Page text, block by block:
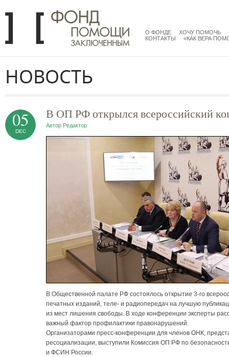
mainmenu
О ФОНДЕ ХОЧУ ПОМОЧЬ
КОНТАКТЫ
«КАК ВЕРА
НОВОСТЬ
В ОП РФ открылся всероссийский
Автор Редактор
05
DEC
В Общественной палате РФ состоялось открытие 3-го
печатных изданий, теле- и радиопередач на лучшую
из мест лишения свободы. В ходе конференции эксперты
важный фактор профилактики правонарушений.
Организаторами пресс-конференции для членов ОНК,
ресоциализации, выступили Комиссия ОП РФ по
и ФСИН России.